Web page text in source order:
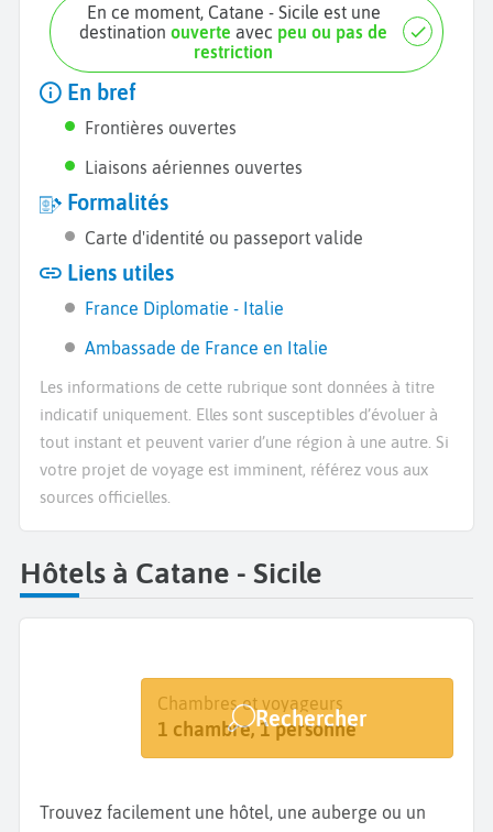
En ce moment, Catane - Sicile est une
destinationouverte avec peu ou pas de
restriction
En bref
Frontières ouvertes
Liaisons aériennes ouvertes
Formalités
Carte d'identité ou passeport valide
Liens utiles
France Diplomatie - Italie
Ambassade de France en Italie
Les informations de cette rubrique sont données à titre
indicatif uniquement. Elles sont susceptibles d’évoluer à
tout instant et peuvent varier d’une région à une autre. Si
votre projet de voyage est imminent, référez vous aux
sources officielles.
Hôtels à Catane - Sicile
Destination
Catane
Dates
Dates de votre séjour
Chambres et voyageurs
1 chambre, 1 personne
Rechercher
Trouvez facilement une hôtel, une auberge ou un